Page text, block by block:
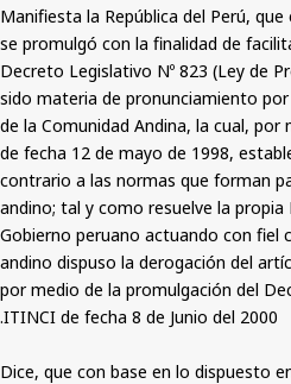
Manifiesta la República del Perú,
se promulgó con la finalidad de
Decreto Legislativo Nº 823 (Ley de
sido materia de pronunciamiento
de la Comunidad Andina, la cual, por
de fecha 12 de mayo de 1998,
contrario a las normas que forman
andino; tal y como resuelve la propia
Gobierno peruano actuando con fiel
andino dispuso la derogación del
por medio de la promulgación del
ITINCI de fecha 8 de Junio del 2000.
Dice, que con base en lo dispuesto